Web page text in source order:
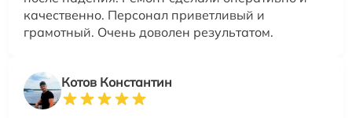
качественно. Персонал приветливый и
грамотный. Очень доволен результатом.
Котов Константин